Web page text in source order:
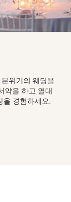
위기의 웨딩을
약을 하고 열대